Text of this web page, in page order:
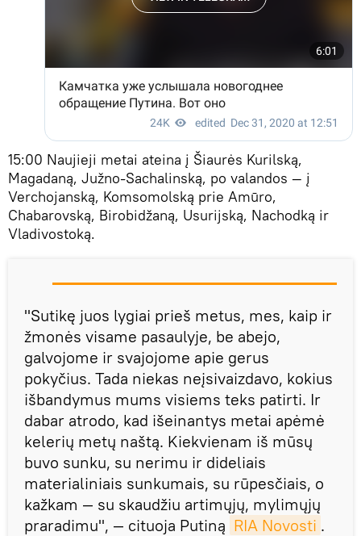
15:00 Naujieji metai ateina į Šiaurės Kurilską,
Magadaną, Južno-Sachalinską, po valandos — į
Verchojanską, Komsomolską prie Amūro,
Chabarovską, Birobidžaną, Usurijską, Nachodką ir
Vladivostoką.
"Sutikę juos lygiai prieš metus, mes, kaip ir
žmonės visame pasaulyje, be abejo,
galvojome ir svajojome apie gerus
pokyčius. Tada niekas neįsivaizdavo, kokius
išbandymus mums visiems teks patirti. Ir
dabar atrodo, kad išeinantys metai apėmė
kelerių metų naštą. Kiekvienam iš mūsų
buvo sunku, su nerimu ir dideliais
materialiniais sunkumais, su rūpesčiais, o
kažkam — su skaudžiu artimųjų, mylimųjų
praradimu", — cituoja Putiną RIA Novosti .